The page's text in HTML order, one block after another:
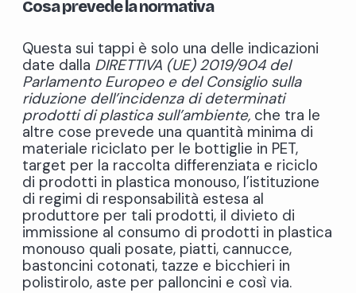
Cosa prevede la normativa
Questa sui tappi è solo una delle indicazioni
date dalla DIRETTIVA (UE) 2019/904 del
Parlamento Europeo e del Consiglio sulla
riduzione dell’incidenza di determinati
prodotti di plastica sull’ambiente, che tra le
altre cose prevede una quantità minima di
materiale riciclato per le bottiglie in PET,
target per la raccolta differenziata e riciclo
di prodotti in plastica monouso, l’istituzione
di regimi di responsabilità estesa al
produttore per tali prodotti, il divieto di
immissione al consumo di prodotti in plastica
monouso quali posate, piatti, cannucce,
bastoncini cotonati, tazze e bicchieri in
polistirolo, aste per palloncini e così via.